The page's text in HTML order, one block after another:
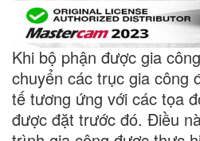
Khi bộ phận được gia
chuyển các trục gia công
tế tương ứng với các tọa
được đặt trước đó. Điều